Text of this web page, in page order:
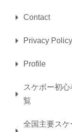
Contact
Privacy Policy
Profile
スケボー初
覧
全国主要ス